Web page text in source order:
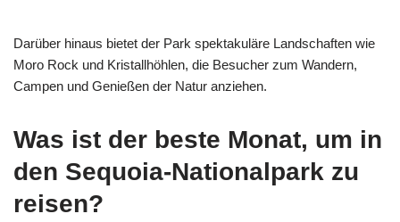
Darüber hinaus bietet der Park spektakuläre Landschaften wie
Moro Rock und Kristallhöhlen, die Besucher zum Wandern,
Campen und Genießen der Natur anziehen.
Was ist der beste Monat, um in
den Sequoia-Nationalpark zu
reisen?